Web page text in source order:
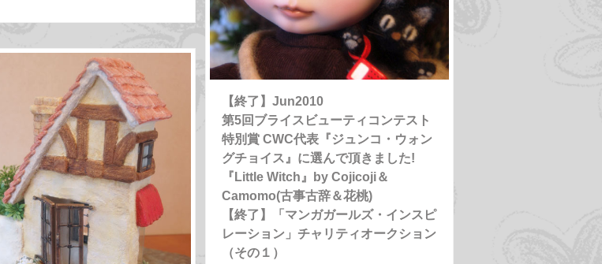
【終了】Jun2010
第5回ブライスビューティコンテスト
特別賞 CWC代表『ジュンコ・ウォン
グチョイス』に選んで頂きました!
『Little Witch』by Cojicoji＆
Camomo(古事古辞＆花桃)
【終了】「マンガガールズ・インスピ
レーション」チャリティオークション
（その１）